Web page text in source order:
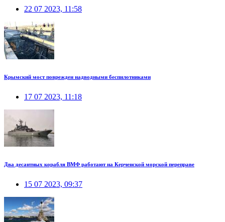
22 07 2023, 11:58
Крымский мост поврежден надводными беспилотниками
17 07 2023, 11:18
Два десантных корабля ВМФ работают на Керченской морской переправе
15 07 2023, 09:37